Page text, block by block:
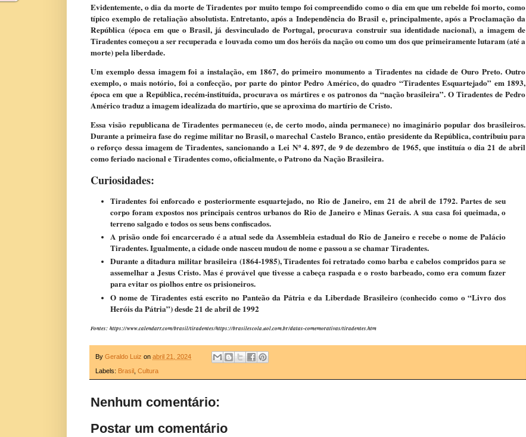
Evidentemente, o dia da morte de Tiradentes por muito tempo foi compreendido como o dia em que um rebelde foi morto, como
típico exemplo de retaliação absolutista. Entretanto, após a Independência do Brasil e, principalmente, após a Proclamação da
República (época em que o Brasil, já desvinculado de Portugal, procurava construir sua identidade nacional), a imagem de
Tiradentes começou a ser recuperada e louvada como um dos heróis da nação ou como um dos que primeiramente lutaram (até a
morte) pela liberdade.
Um exemplo dessa imagem foi a instalação, em 1867, do primeiro monumento a Tiradentes na cidade de Ouro Preto. Outro
exemplo, o mais notório, foi a confecção, por parte do pintor Pedro Américo, do quadro “Tiradentes Esquartejado” em 1893,
época em que a República, recém-instituída, procurava os mártires e os patronos da “nação brasileira”. O Tiradentes de Pedro
Américo traduz a imagem idealizada do martírio, que se aproxima do martírio de Cristo.
Essa visão republicana de Tiradentes permaneceu (e, de certo modo, ainda permanece) no imaginário popular dos brasileiros.
Durante a primeira fase do regime militar no Brasil, o marechal Castelo Branco, então presidente da República, contribuiu para
o reforço dessa imagem de Tiradentes, sancionando a Lei Nº 4. 897, de 9 de dezembro de 1965, que instituía o dia 21 de abril
como feriado nacional e Tiradentes como, oficialmente, o Patrono da Nação Brasileira.
Curiosidades:
Tiradentes foi enforcado e posteriormente esquartejado, no Rio de Janeiro, em 21 de abril de 1792. Partes de seu
corpo foram expostos nos principais centros urbanos do Rio de Janeiro e Minas Gerais. A sua casa foi queimada, o
terreno salgado e todos os seus bens confiscados.
A prisão onde foi encarcerado é a atual sede da Assembleia estadual do Rio de Janeiro e recebe o nome de Palácio
Tiradentes. Igualmente, a cidade onde nasceu mudou de nome e passou a se chamar Tiradentes.
Durante a ditadura militar brasileira (1864-1985), Tiradentes foi retratado como barba e cabelos compridos para se
assemelhar a Jesus Cristo. Mas é provável que tivesse a cabeça raspada e o rosto barbeado, como era comum fazer
para evitar os piolhos entre os prisioneiros.
O nome de Tiradentes está escrito no Panteão da Pátria e da Liberdade Brasileiro (conhecido como o “Livro dos
Heróis da Pátria”) desde 21 de abril de 1992
Fontes: https://www.calendarr.com/brasil/tiradentes/https://brasilescola.uol.com.br/datas-comemorativas/tiradentes.htm
By Geraldo Luiz on abril 21, 2024
Labels: Brasil Cultura
Nenhum comentário:
Postar um comentário